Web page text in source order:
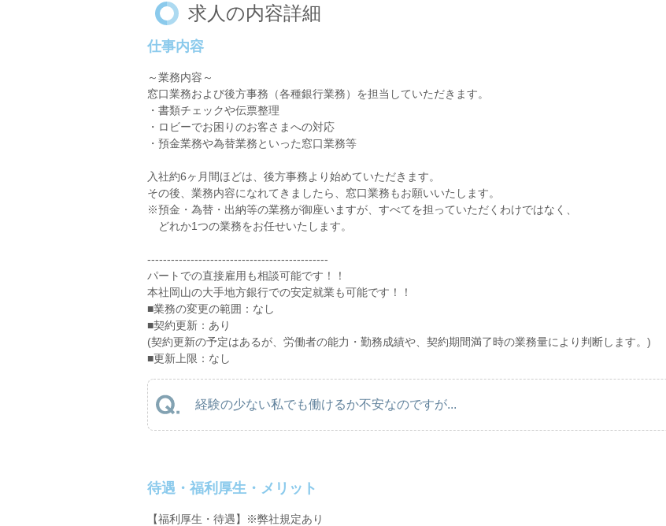
求人の内容詳細
仕事内容
～業務内容～
窓口業務および後方事務（各種銀行業務）を担当していただきます。
・書類チェックや伝票整理
・ロビーでお困りのお客さまへの対応
・預金業務や為替業務といった窓口業務等
入社約6ヶ月間ほどは、後方事務より始めていただきます。
その後、業務内容になれてきましたら、窓口業務もお願いいたします。
※預金・為替・出納等の業務が御座いますが、すべてを担っていただくわけではなく、
どれか1つの業務をお任せいたします。
----------------------------------------------
パートでの直接雇用も相談可能です！！
本社岡山の大手地方銀行での安定就業も可能です！！
■業務の変更の範囲：なし
■契約更新：あり
(契約更新の予定はあるが、労働者の能力・勤務成績や、契約期間満了時の業務量により判断します。)
■更新上限：なし
経験の少ない私でも働けるか不安なのですが...
待遇・福利厚生・メリット
【福利厚生・待遇】※弊社規定あり